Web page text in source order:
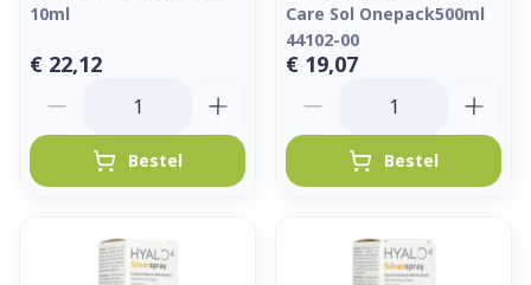
10ml
€ 22,12
Bestel
Care Sol Onepack500ml
44102-00
€ 19,07
Bestel